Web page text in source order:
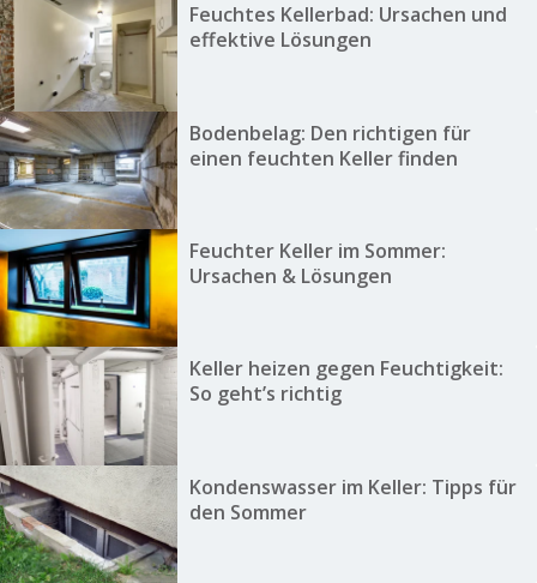
Feuchtes Kellerbad: Ursachen und
effektive Lösungen
Bodenbelag: Den richtigen für
einen feuchten Keller finden
Feuchter Keller im Sommer:
Ursachen & Lösungen
Keller heizen gegen Feuchtigkeit:
So geht’s richtig
Kondenswasser im Keller: Tipps für
den Sommer